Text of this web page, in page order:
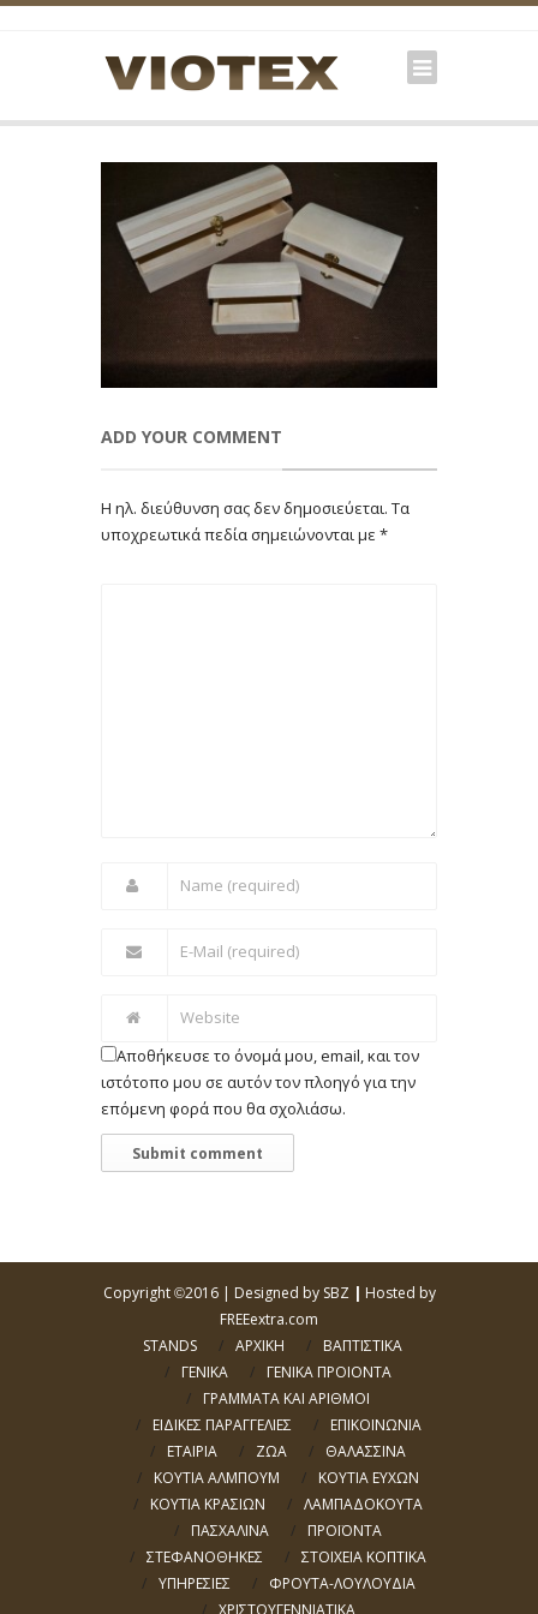
ADD YOUR COMMENT
Η ηλ. διεύθυνση σας δεν δημοσιεύεται. Τα
υποχρεωτικά πεδία σημειώνονται με *
Αποθήκευσε το όνομά μου, email, και τον
ιστότοπο μου σε αυτόν τον πλοηγό για την
επόμενη φορά που θα σχολιάσω.
Copyright ©2016 | Designed by SBZ | Hosted by
FREEextra.com
STANDS
ΑΡΧΙΚΗ
ΒΑΠΤΙΣΤΙΚΑ
ΓΕΝΙΚΑ
ΓΕΝΙΚΑ ΠΡΟΙΟΝΤΑ
ΓΡΑΜΜΑΤΑ ΚΑΙ ΑΡΙΘΜΟΙ
ΕΙΔΙΚΕΣ ΠΑΡΑΓΓΕΛΙΕΣ
ΕΠΙΚΟΙΝΩΝΙΑ
ΕΤΑΙΡΙΑ
ΖΩΑ
ΘΑΛΑΣΣΙΝΑ
ΚΟΥΤΙΑ ΑΛΜΠΟΥΜ
ΚΟΥΤΙΑ ΕΥΧΩΝ
ΚΟΥΤΙΑ ΚΡΑΣΙΩΝ
ΛΑΜΠΑΔΟΚΟΥΤΑ
ΠΑΣΧΑΛΙΝΑ
ΠΡΟΪΟΝΤΑ
ΣΤΕΦΑΝΟΘΗΚΕΣ
ΣΤΟΙΧΕΙΑ ΚΟΠΤΙΚΑ
ΥΠΗΡΕΣΙΕΣ
ΦΡΟΥΤΑ-ΛΟΥΛΟΥΔΙΑ
ΧΡΙΣΤΟΥΓΕΝΝΙΑΤΙΚΑ